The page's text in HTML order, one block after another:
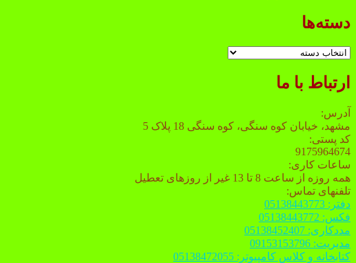
دسته‌ها
دسته‌ها
ارتباط با ما
آدرس:
مشهد، خیابان کوه سنگی، کوه سنگی 18 پلاک 5
کد پستی:
9175964674
ساعات کاری:
همه روزه از ساعت 8 تا 13 غیر از روزهای تعطیل
تلفنهای تماس:
دفتر: 05138443773
فکس: 05138443772
مددکاری: 05138452407
مدیریت: 09153153796
کتابخانه و کلاس کامپیوتر: 05138472055